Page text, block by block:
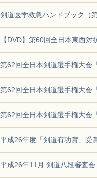
剣道医学救急ハンドブック（
【DVD】第60回全日本東西
第62回全日本剣道選手権大会
第62回全日本剣道選手権大会
第62回全日本剣道選手権大会
平成26年度「剣道有功賞」受
平成26年11月 剣道八段審査